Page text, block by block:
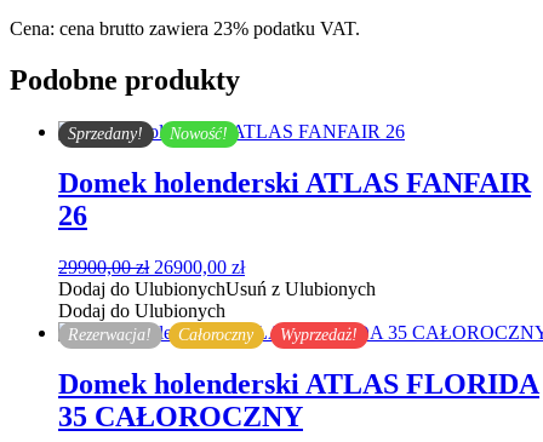
Cena: cena brutto zawiera 23% podatku VAT.
Podobne produkty
Sprzedany! Nowość!
Domek holenderski ATLAS FANFAIR
26
29900,00zł Pierwotna
cena
wynosiła:
29900,00 zł.
26900,00 złAktualna
cena
26900,00 zł.
Dodaj do UlubionychUsuń z Ulubionych
Dodaj do Ulubionych
Rezerwacja! Całoroczny Wyprzedaż!
Domek holenderski ATLAS FLORIDA
35 CAŁOROCZNY